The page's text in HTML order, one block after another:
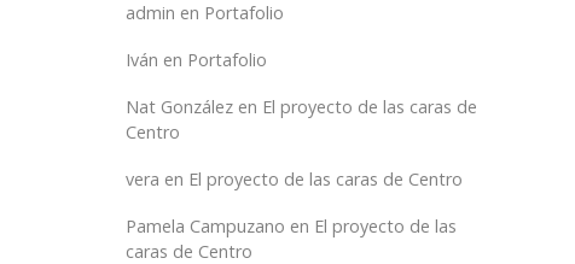
admin en Portafolio
Iván en Portafolio
Nat González en El proyecto de las caras de
Centro
vera en El proyecto de las caras de Centro
Pamela Campuzano en El proyecto de las
caras de Centro